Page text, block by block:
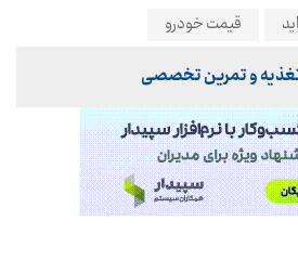
قیمت خودرو
تغذیه و تمرین تخصصی